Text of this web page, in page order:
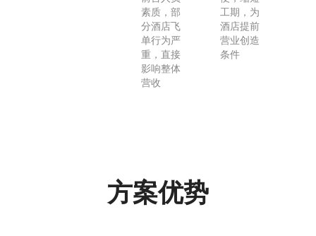
素质，部
分酒店飞
单行为严
重，直接
影响整体
营收
工期，为
酒店提前
营业创造
条件
方案优势